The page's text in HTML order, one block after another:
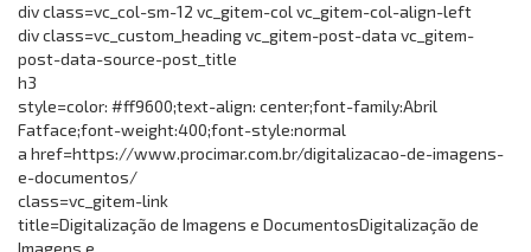
div class=vc_col-sm-12 vc_gitem-col vc_gitem-col-align-left
div class=vc_custom_heading vc_gitem-post-data vc_gitem-
post-data-source-post_title
h3
style=color: #ff9600;text-align: center;font-family:Abril
Fatface;font-weight:400;font-style:normal
a href=https://www.procimar.com.br/digitalizacao-de-imagens-
e-documentos/
class=vc_gitem-link
title=Digitalização de Imagens e DocumentosDigitalização de
Imagens e